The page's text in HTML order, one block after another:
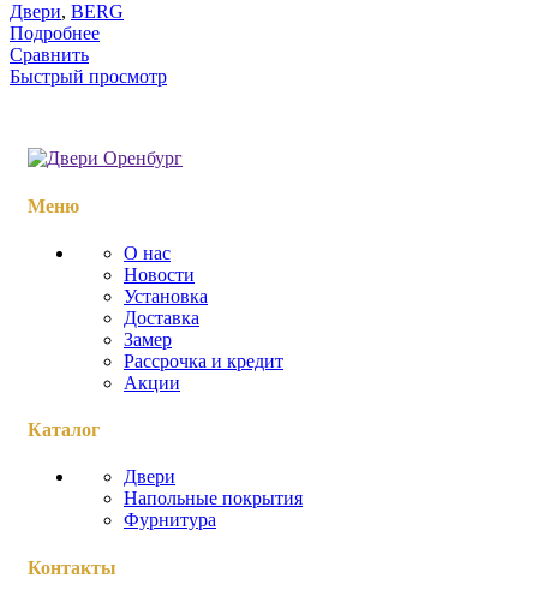
Двери, BERG
Подробнее
Сравнить
Быстрый просмотр
Меню
О нас
Новости
Установка
Доставка
Замер
Рассрочка и кредит
Акции
Каталог
Двери
Напольные покрытия
Фурнитура
Контакты